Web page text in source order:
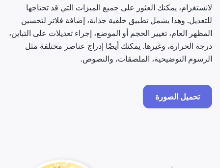
لانستغرام، يمكنك العثور على جميع الميزات التي قد تحتاجها
للتعديل. وهذا يشمل تطبيق خلفية جذابة، إضافة فلاتر لتحسين
المظهر العام، تغيير الحجم أو الموضع، إجراء تعديلات على التباين،
درجة الحرارة، وغيرها. يمكنك أيضًا إدراج عناصر مختلفة مثل
الرسوم التوضيحية، الملصقات، والنصوص.
تحميل الصورة